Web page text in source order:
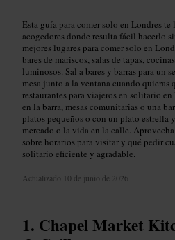
Esta guía para comer solo en Londres
acogedores donde resulta fácil hacerlo
mejores lugares para comer solo en
bares de mariscos, salas de tapas,
luminosos. Sal a bares y barras para un
mesa junto a la ventana cuando quieras
restaurantes para viajeros en solitario
en la barra, mesas comunitarias o una
platos pequeños o con un plato estrella
mercado o la vida en la calle.
sobre horarios para visitar y qué pedir
solitario eficiente y agradable.
Actualizado 10 de junio de 2026
Chapel Market